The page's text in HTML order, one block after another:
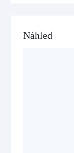
GS1
Náhled